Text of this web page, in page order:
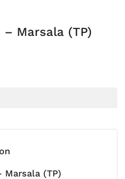
Marsala (TP)
Marsala (TP)